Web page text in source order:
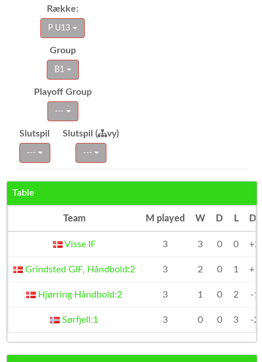
Række:
P U13
Group
B1
Playoff Group
---
Slutspil Slutspil ( vy)
--- ---
Table
Team M played W D L
Visse IF 3 3 0 0
Grindsted GIF, Håndbold:2 3 2 0 1
Hjørring Håndbold:2 3 1 0 2 -
Sørfjell:1 3 0 0 3 -